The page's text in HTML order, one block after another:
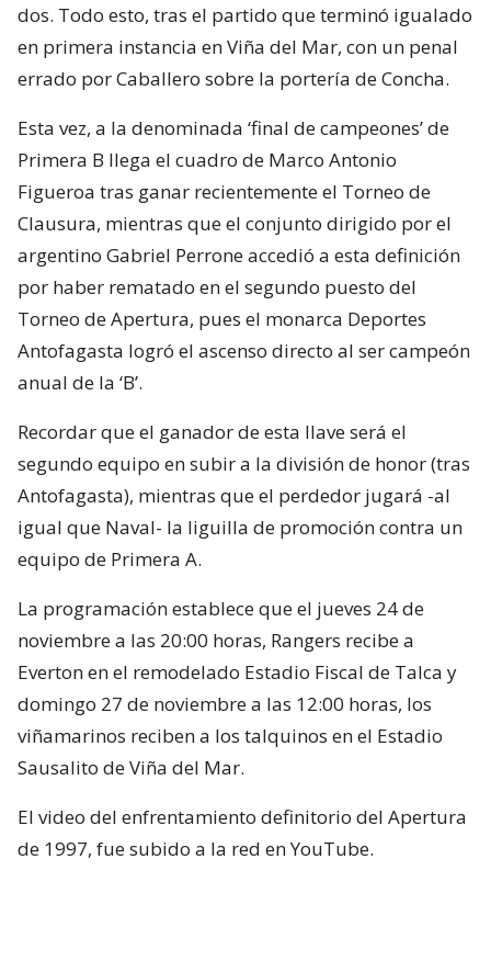
dos. Todo esto, tras el partido que terminó igualado
en primera instancia en Viña del Mar, con un penal
errado por Caballero sobre la portería de Concha.
Esta vez, a la denominada ‘final de campeones’ de
Primera B llega el cuadro de Marco Antonio
Figueroa tras ganar recientemente el Torneo de
Clausura, mientras que el conjunto dirigido por el
argentino Gabriel Perrone accedió a esta definición
por haber rematado en el segundo puesto del
Torneo de Apertura, pues el monarca Deportes
Antofagasta logró el ascenso directo al ser campeón
anual de la ‘B’.
Recordar que el ganador de esta llave será el
segundo equipo en subir a la división de honor (tras
Antofagasta), mientras que el perdedor jugará -al
igual que Naval- la liguilla de promoción contra un
equipo de Primera A.
La programación establece que el jueves 24 de
noviembre a las 20:00 horas, Rangers recibe a
Everton en el remodelado Estadio Fiscal de Talca y
domingo 27 de noviembre a las 12:00 horas, los
viñamarinos reciben a los talquinos en el Estadio
Sausalito de Viña del Mar.
El video del enfrentamiento definitorio del Apertura
de 1997, fue subido a la red en YouTube.